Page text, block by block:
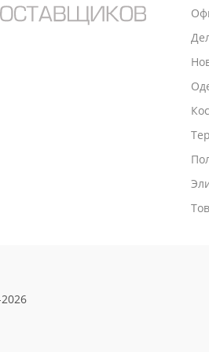
Антистрессы
Визитницы настольные